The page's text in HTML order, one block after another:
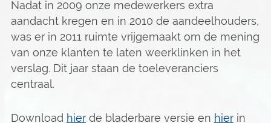
Nadat in 2009 onze medewerkers extra
aandacht kregen en in 2010 de aandeelhouders,
was er in 2011 ruimte vrijgemaakt om de mening
van onze klanten te laten weerklinken in het
verslag. Dit jaar staan de toeleveranciers
centraal.
Download hierde bladerbare versie en hierin